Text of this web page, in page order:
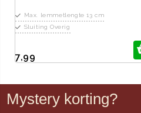
Max. lemmetlengte 13 cm
Sluiting Overig
7,99
Mystery korting?